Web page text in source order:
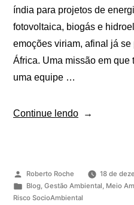
índia para projetos de
fotovoltaica, biogás e
emoções viriam, afinal já
África. Uma missão em que
uma equipe …
Continue lendo
Roberto Roche
18 de
Blog, Gestão Ambiental, Meio
Risco SocioAmbiental